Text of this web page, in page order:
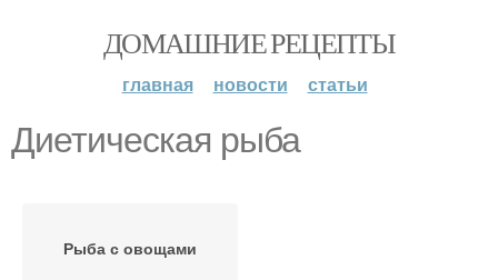
ДОМАШНИЕ РЕЦЕПТЫ
главная новости статьи
Диетическая рыба
Рыба с овощами